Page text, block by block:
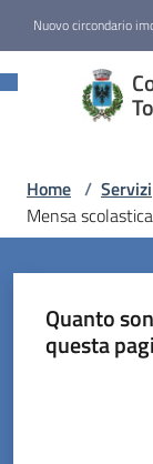
Nuovo circondario
Servizi
Home / Servizi
Mensa scolastica
Quanto
questa